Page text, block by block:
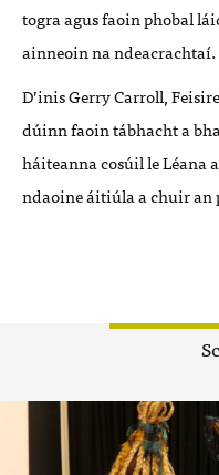
togra agus faoin phobal
ainneoin na ndeacrachtaí.
D’inis Gerry Carroll,
dúinn faoin tábhacht a
háiteanna cosúil le Léana
ndaoine áitiúla a chuir an